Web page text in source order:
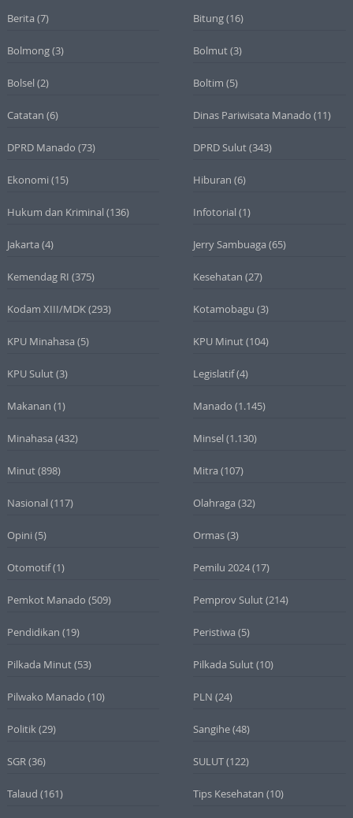
Berita (7) Bitung(16)
Bolmong(3) Bolmut(3)
Bolsel (2) Boltim (5)
Catatan (6) Dinas Pariwisata Manado (11)
DPRD Manado (73) DPRD Sulut(343)
Ekonomi (15) Hiburan (6)
Hukum dan Kriminal (136) Infotorial (1)
Jakarta (4) Jerry Sambuaga (65)
Kemendag RI (375) Kesehatan (27)
Kodam XIII/MDK(293) Kotamobagu (3)
KPU Minahasa (5) KPU Minut(104)
KPU Sulut(3) Legislatif(4)
Makanan (1) Manado (1.145)
Minahasa (432) Minsel (1.130)
Minut(898) Mitra (107)
Nasional (117) Olahraga (32)
Opini (5) Ormas(3)
Otomotif(1) Pemilu 2024(17)
Pemkot Manado (509) Pemprov Sulut(214)
Pendidikan (19) Peristiwa (5)
Pilkada Minut(53) Pilkada Sulut(10)
Pilwako Manado (10) PLN (24)
Politik(29) Sangihe(48)
SGR(36) SULUT(122)
Talaud (161) Tips Kesehatan (10)